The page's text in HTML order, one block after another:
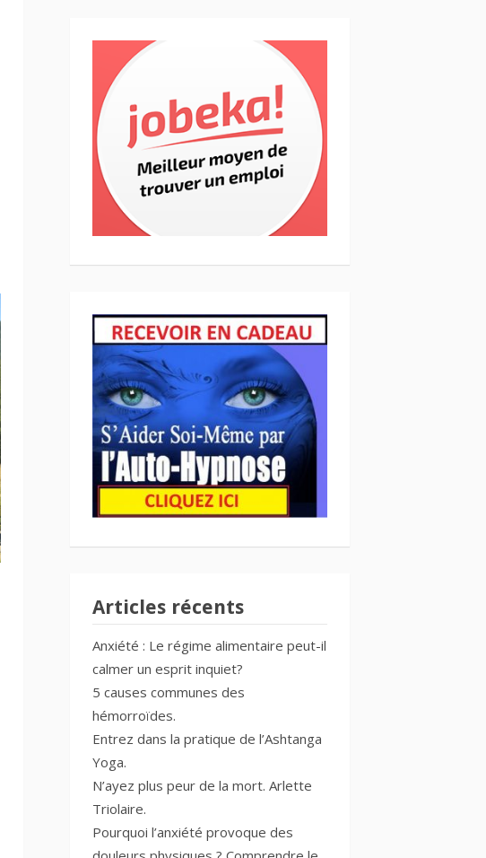
Articles récents
Anxiété : Le régime alimentaire peut-il
calmer un esprit inquiet?
5 causes communes des
hémorroïdes.
Entrez dans la pratique de l’Ashtanga
Yoga.
N’ayez plus peur de la mort. Arlette
Triolaire.
Pourquoi l’anxiété provoque des